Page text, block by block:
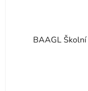
BAAGL